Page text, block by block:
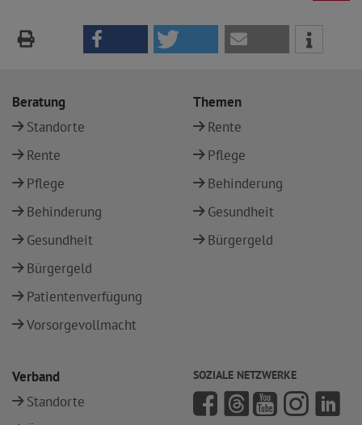
Beratung
Standorte
Rente
Pflege
Behinderung
Gesundheit
Bürgergeld
Patientenverfügung
Vorsorgevollmacht
Themen
Rente
Pflege
Behinderung
Gesundheit
Bürgergeld
Verband
Standorte
SOZIALE NETZWERKE